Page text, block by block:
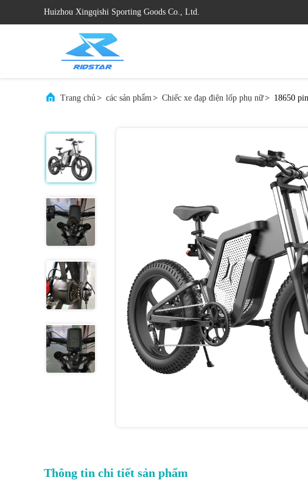
Huizhou Xingqishi Sporting Goods Co., Ltd.
Trang chủ> các sản phẩm> Chiếc xe đạp điện lốp phụ nữ> 18650
Thông tin chi tiết sản phẩm